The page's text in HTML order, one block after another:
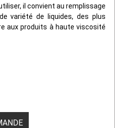
il convient au remplissage
variété de liquides, des plus
aux produits à haute viscosité